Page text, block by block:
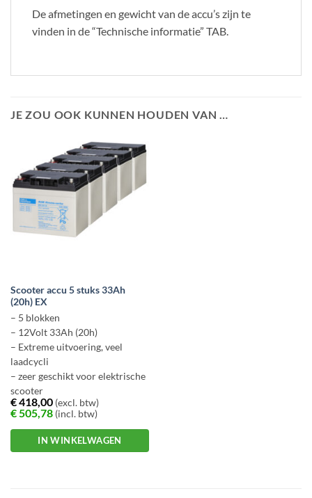
De afmetingen en gewicht van de accu’s zijn te
vinden in de “Technische informatie” TAB.
JE ZOU OOK KUNNEN HOUDEN VAN …
Scooter accu 5 stuks 33Ah
(20h) EX
– 5 blokken
– 12Volt 33Ah (20h)
– Extreme uitvoering, veel
laadcycli
– zeer geschikt voor elektrische
scooter
€418,00(excl. btw)
€505,78(incl. btw)
IN WINKELWAGEN